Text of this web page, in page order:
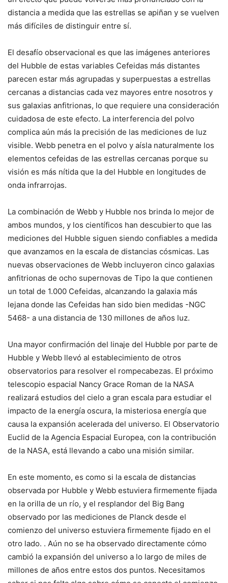
distancia a medida que las estrellas se apiñan y se vuelven
más difíciles de distinguir entre sí.
El desafío observacional es que las imágenes anteriores
del Hubble de estas variables Cefeidas más distantes
parecen estar más agrupadas y superpuestas a estrellas
cercanas a distancias cada vez mayores entre nosotros y
sus galaxias anfitrionas, lo que requiere una consideración
cuidadosa de este efecto. La interferencia del polvo
complica aún más la precisión de las mediciones de luz
visible. Webb penetra en el polvo y aísla naturalmente los
elementos cefeidas de las estrellas cercanas porque su
visión es más nítida que la del Hubble en longitudes de
onda infrarrojas.
La combinación de Webb y Hubble nos brinda lo mejor de
ambos mundos, y los científicos han descubierto que las
mediciones del Hubble siguen siendo confiables a medida
que avanzamos en la escala de distancias cósmicas. Las
nuevas observaciones de Webb incluyeron cinco galaxias
anfitrionas de ocho supernovas de Tipo Ia que contienen
un total de 1.000 Cefeidas, alcanzando la galaxia más
lejana donde las Cefeidas han sido bien medidas -NGC
5468- a una distancia de 130 millones de años luz.
Una mayor confirmación del linaje del Hubble por parte de
Hubble y Webb llevó al establecimiento de otros
observatorios para resolver el rompecabezas. El próximo
telescopio espacial Nancy Grace Roman de la NASA
realizará estudios del cielo a gran escala para estudiar el
impacto de la energía oscura, la misteriosa energía que
causa la expansión acelerada del universo. El Observatorio
Euclid de la Agencia Espacial Europea, con la contribución
de la NASA, está llevando a cabo una misión similar.
En este momento, es como si la escala de distancias
observada por Hubble y Webb estuviera firmemente fijada
en la orilla de un río, y el resplandor del Big Bang
observado por las mediciones de Planck desde el
comienzo del universo estuviera firmemente fijado en el
otro lado. . Aún no se ha observado directamente cómo
cambió la expansión del universo a lo largo de miles de
millones de años entre estos dos puntos. Necesitamos